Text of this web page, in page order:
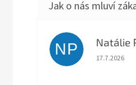
NP Natálie
17.7.2026